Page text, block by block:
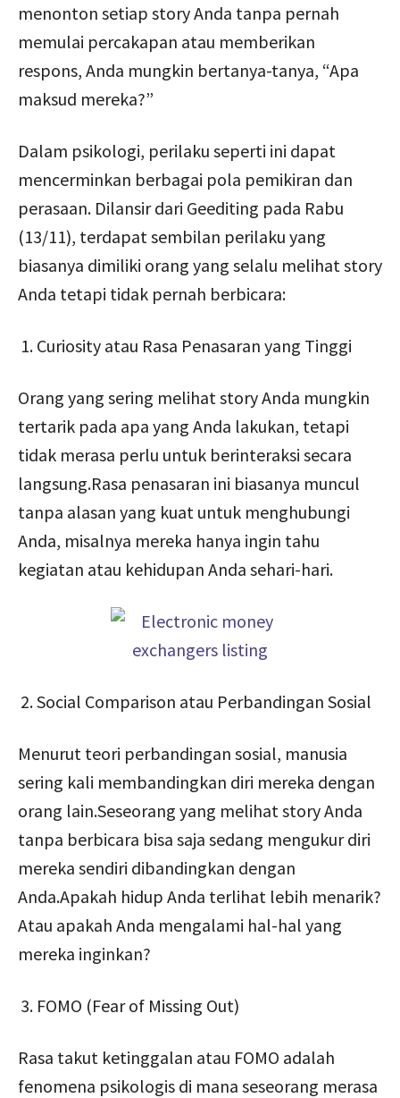
menonton setiap story Anda tanpa pernah
memulai percakapan atau memberikan
respons, Anda mungkin bertanya-tanya, “Apa
maksud mereka?”
Dalam psikologi, perilaku seperti ini dapat
mencerminkan berbagai pola pemikiran dan
perasaan. Dilansir dari Geediting pada Rabu
(13/11), terdapat sembilan perilaku yang
biasanya dimiliki orang yang selalu melihat story
Anda tetapi tidak pernah berbicara:
Curiosity atau Rasa Penasaran yang Tinggi
Orang yang sering melihat story Anda mungkin
tertarik pada apa yang Anda lakukan, tetapi
tidak merasa perlu untuk berinteraksi secara
langsung.Rasa penasaran ini biasanya muncul
tanpa alasan yang kuat untuk menghubungi
Anda, misalnya mereka hanya ingin tahu
kegiatan atau kehidupan Anda sehari-hari.
Social Comparison atau Perbandingan Sosial
Menurut teori perbandingan sosial, manusia
sering kali membandingkan diri mereka dengan
orang lain.Seseorang yang melihat story Anda
tanpa berbicara bisa saja sedang mengukur diri
mereka sendiri dibandingkan dengan
Anda.Apakah hidup Anda terlihat lebih menarik?
Atau apakah Anda mengalami hal-hal yang
mereka inginkan?
FOMO (Fear of Missing Out)
Rasa takut ketinggalan atau FOMO adalah
fenomena psikologis di mana seseorang merasa